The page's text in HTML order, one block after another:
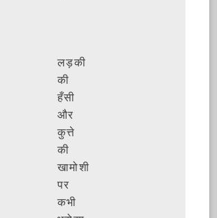
लड़की
की
हँसी
और
कुत्ते
की
खामोशी
पर
कभी